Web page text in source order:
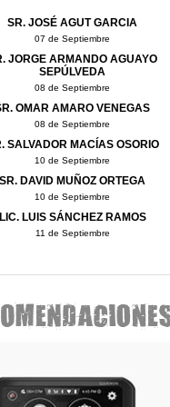
SR. JOSÉ AGUT GARCIA
07 de Septiembre
JORGE ARMANDO AGUAYO
SEPÚLVEDA
08 de Septiembre
OMAR AMARO VENEGAS
08 de Septiembre
SALVADOR MACÍAS OSORIO
10 de Septiembre
SR. DAVID MUÑOZ ORTEGA
10 de Septiembre
LUIS SÁNCHEZ RAMOS
11 de Septiembre